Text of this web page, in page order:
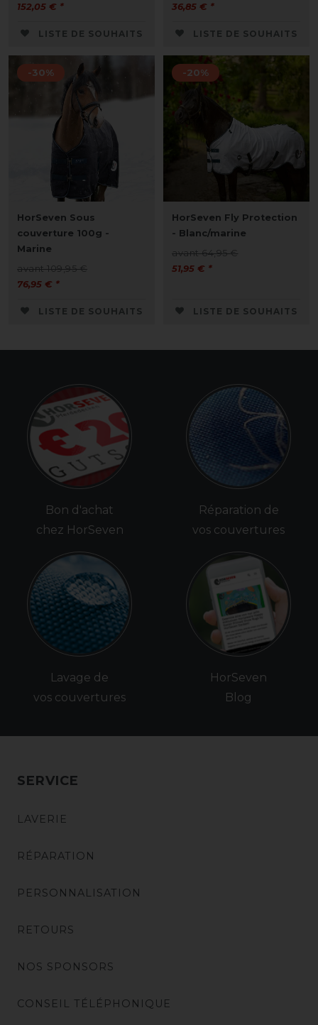
152,05 € *
LISTE DE SOUHAITS
36,85 € *
LISTE DE SOUHAITS
-30%
HorSeven Sous
couverture 100g -
Marine
avant 109,95 €
76,95 € *
LISTE DE SOUHAITS
-20%
HorSeven Fly Protection
- Blanc/marine
avant 64,95 €
51,95 € *
LISTE DE SOUHAITS
Bon d'achat
chez HorSeven
Lavage de
vos couvertures
Réparation de
vos couvertures
HorSeven
Blog
SERVICE
LAVERIE
RÉPARATION
PERSONNALISATION
RETOURS
NOS SPONSORS
CONSEIL TÉLÉPHONIQUE